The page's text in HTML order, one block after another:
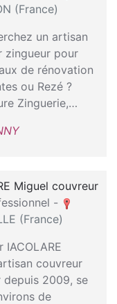
(France)
un artisan
zingueur pour
de rénovation
ou Rezé ?
Zinguerie,…
Miguel couvreur
-
(France)
IACOLARE
couvreur
depuis 2009, se
de